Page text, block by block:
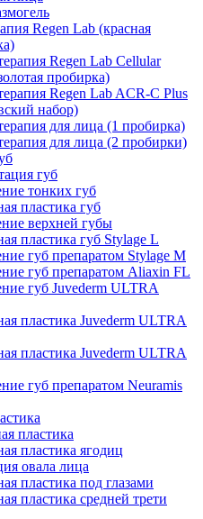
Regen Lab (красная
Regen Lab Cellular
пробирка)
Regen Lab ACR-C Plus
набор)
для лица (1 пробирка)
для лица (2 пробирки)
губ
тонких губ
пластика губ
верхней губы
пластика губ Stylage L
губ препаратом Stylage M
губ препаратом Aliaxin FL
губ Juvederm ULTRA
пластика Juvederm ULTRA
пластика Juvederm ULTRA
губ препаратом Neuramis
пластика
пластика ягодиц
овала лица
пластика под глазами
пластика средней трети